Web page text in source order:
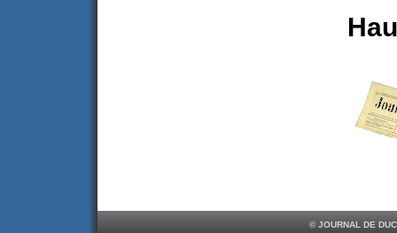
© JOURNAL DE